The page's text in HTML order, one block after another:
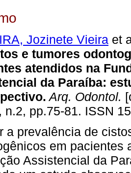
Jozinete Vieira et
e tumores
atendidos na
da Paraíba:
. Arq. Odontol.
n.2, pp.75-81. ISSN
a prevalência de
em pacientes
Assistencial da